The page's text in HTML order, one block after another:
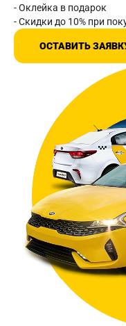
- Оклейка в подарок
- Скидки до 10% при
ОСТАВИТЬ